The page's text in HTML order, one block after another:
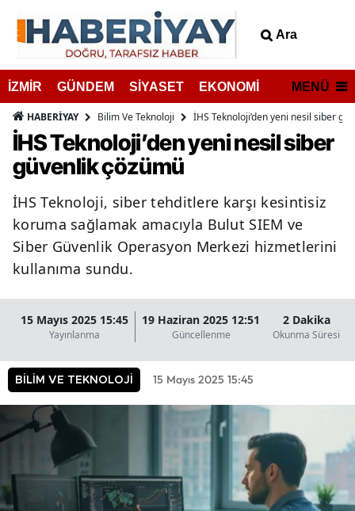
Ara
İZMİR GÜNDEM SİYASET EKONOMİ MENÜ
HABERİYAY Bilim Ve Teknoloji İHS Teknoloji’den yeni nesil siber
İHS Teknoloji’den yeni nesil siber
güvenlik çözümü
İHS Teknoloji, siber tehditlere karşı kesintisiz
koruma sağlamak amacıyla Bulut SIEM ve
Siber Güvenlik Operasyon Merkezi hizmetlerini
kullanıma sundu.
15 Mayıs 2025 15:45
Yayınlanma
19 Haziran 2025 12:51
Güncellenme
2 Dakika
Okunma Süresi
BİLİM VE TEKNOLOJİ 15 Mayıs 2025 15:45